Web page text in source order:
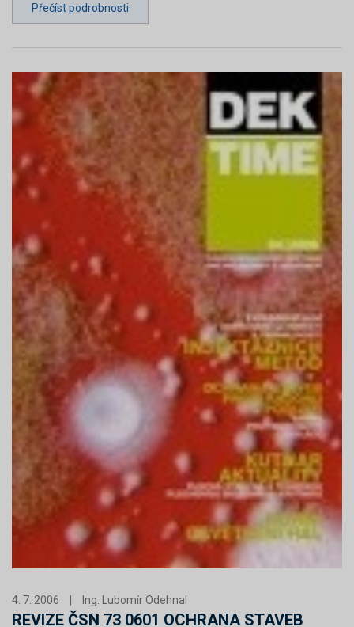
Přečíst podrobnosti
4. 7. 2006 | Ing. Lubomír Odehnal
REVIZE ČSN 73 0601 OCHRANA STAVEB